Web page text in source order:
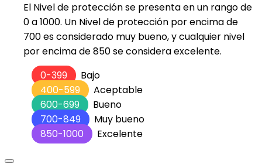
El Nivel de protección se presenta en un rango de
0 a 1000. Un Nivel de protección por encima de
700 es considerado muy bueno, y cualquier nivel
por encima de 850 se considera excelente.
0-399
Bajo
400-599
Aceptable
600-699
Bueno
700-849
Muy bueno
850-1000
Excelente